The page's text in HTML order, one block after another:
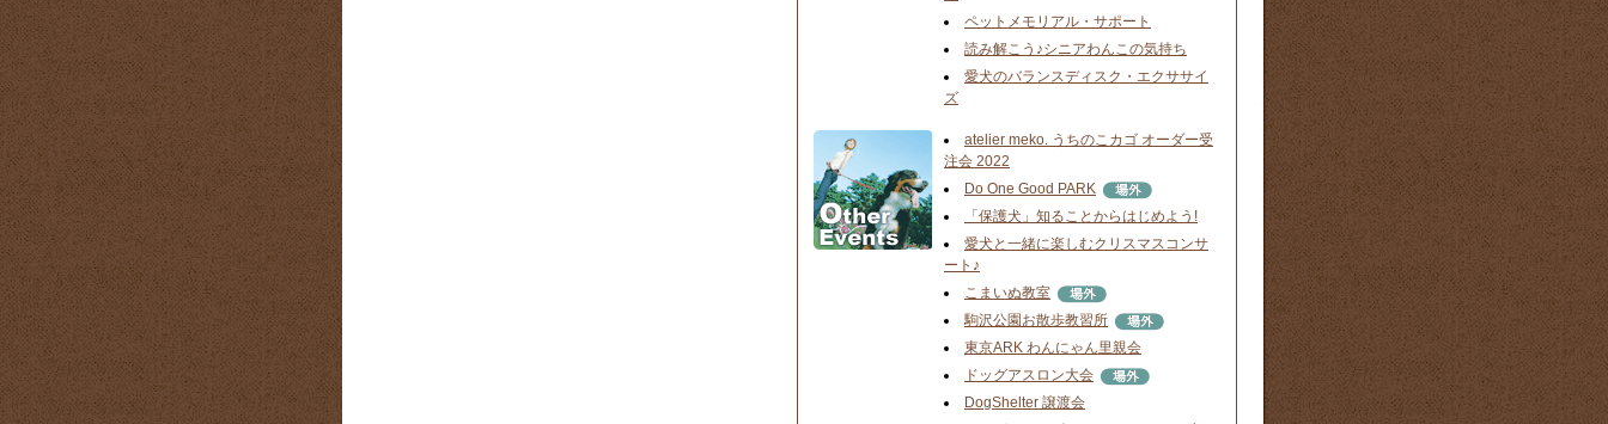
ペットメモリアル・サポート
読み解こう♪シニアわんこの気持ち
愛犬のバランスディスク・エクササイ
ズ
atelier meko. うちのこカゴ オーダー受
注会 2022
Do One Good PARK
「保護犬」知ることからはじめよう!
愛犬と一緒に楽しむクリスマスコンサ
ート♪
こまいぬ教室
駒沢公園お散歩教習所
東京ARK わんにゃん里親会
ドッグアスロン大会
DogShelter 譲渡会